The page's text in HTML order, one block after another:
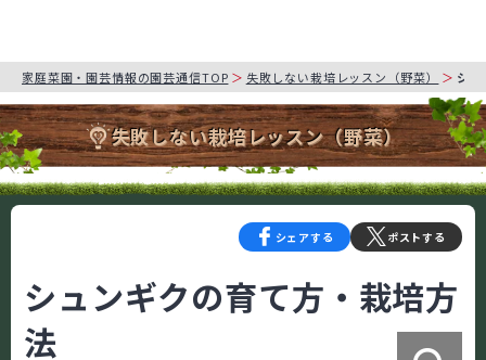
家庭菜園・園芸情報の園芸通信TOP 失敗しない栽培レッスン（野菜） シ
失敗しない栽培レッスン（野菜）
シェアする ポストする
シュンギクの育て方・栽培方
法